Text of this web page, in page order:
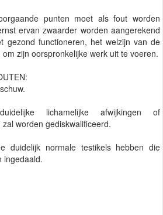
punten moet als fout worden
ervan zwaarder worden aangerekend
gezond functioneren, het welzijn van de
zijn oorspronkelijke werk uit te voeren.
lichamelijke afwijkingen of
worden gediskwalificeerd.
duidelijk normale testikels hebben die
ingedaald.